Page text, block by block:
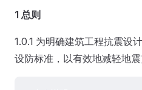
1 总则
1.0.1 为明确建筑工程抗震设
设防标准，以有效地减轻地震